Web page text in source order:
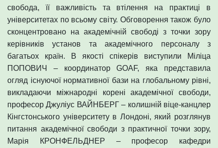
свобода, її важливість та втілення на практиці в
університетах по всьому світу. Обговорення також було
сконцентровано на академічній свободі з точки зору
керівників установ та академічного персоналу з
багатьох країн. В якості спікерів виступили Міліца
ПОПОВИЧ – координатор GOAF, яка представила
огляд існуючої нормативної бази на глобальному рівні,
викладаючи міжнародні корені академічної свободи,
професор Джуліус ВАЙНБЕРГ – колишній віце-канцлер
Кінгстонського університету в Лондоні, який розглянув
питання академічної свободи з практичної точки зору,
Марія КРОНФЕЛЬДНЕР – професор кафедри